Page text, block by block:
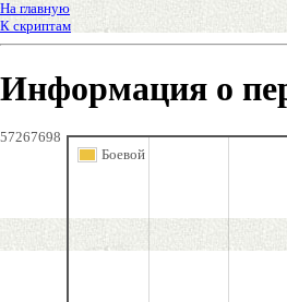
На главную
К скриптам
Информация о
57267698
Боевой